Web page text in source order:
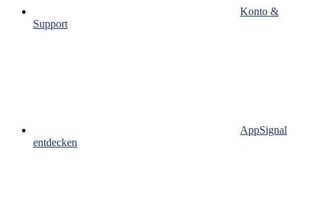
Konto &
Support
AppSignal
entdecken